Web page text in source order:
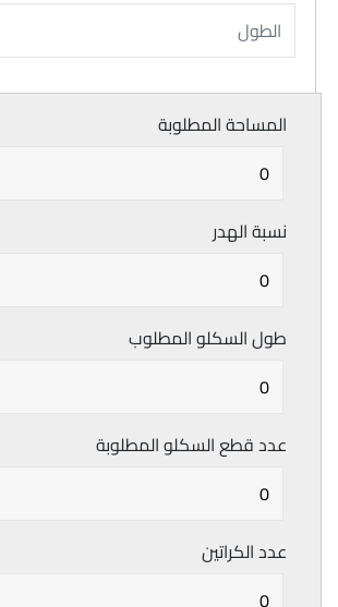
المساحة المطلوبة
نسبة الهدر
طول السكلو المطلوب
عدد قطع السكلو المطلوبة
عدد الكراتين